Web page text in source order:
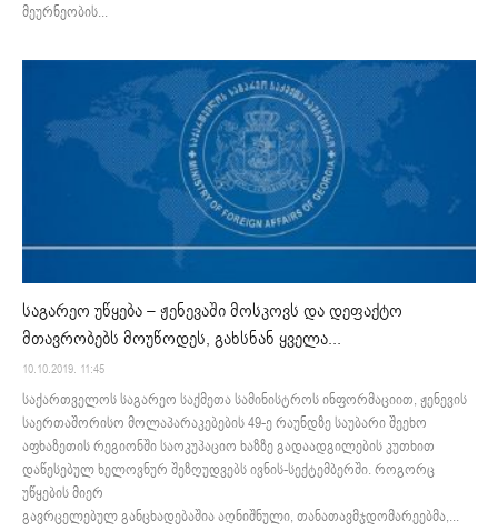
მეურნეობის...
საგარეო უწყება – ჟენევაში მოსკოვს და დეფაქტო
მთავრობებს მოუწოდეს, გახსნან ყველა...
10.10.2019. 11:45
საქართველოს საგარეო საქმეთა სამინისტროს ინფორმაციით, ჟენევის
საერთაშორისო მოლაპარაკებების 49-ე რაუნდზე საუბარი შეეხო
აფხაზეთის რეგიონში საოკუპაციო ხაზზე გადაადგილების კუთხით
დაწესებულ ხელოვნურ შეზღუდვებს ივნის-სექტემბერში. როგორც
უწყების მიერ
გავრცელებულ განცხადებაშია აღნიშნული, თანათავმჯდომარეებმა,...